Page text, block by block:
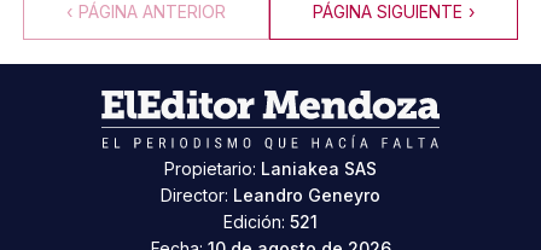
‹ PÁGINA ANTERIOR PÁGINA SIGUIENTE ›
Propietario: Laniakea SAS
Director: Leandro Geneyro
Edición: 521